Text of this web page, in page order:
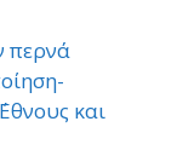
περνά
και